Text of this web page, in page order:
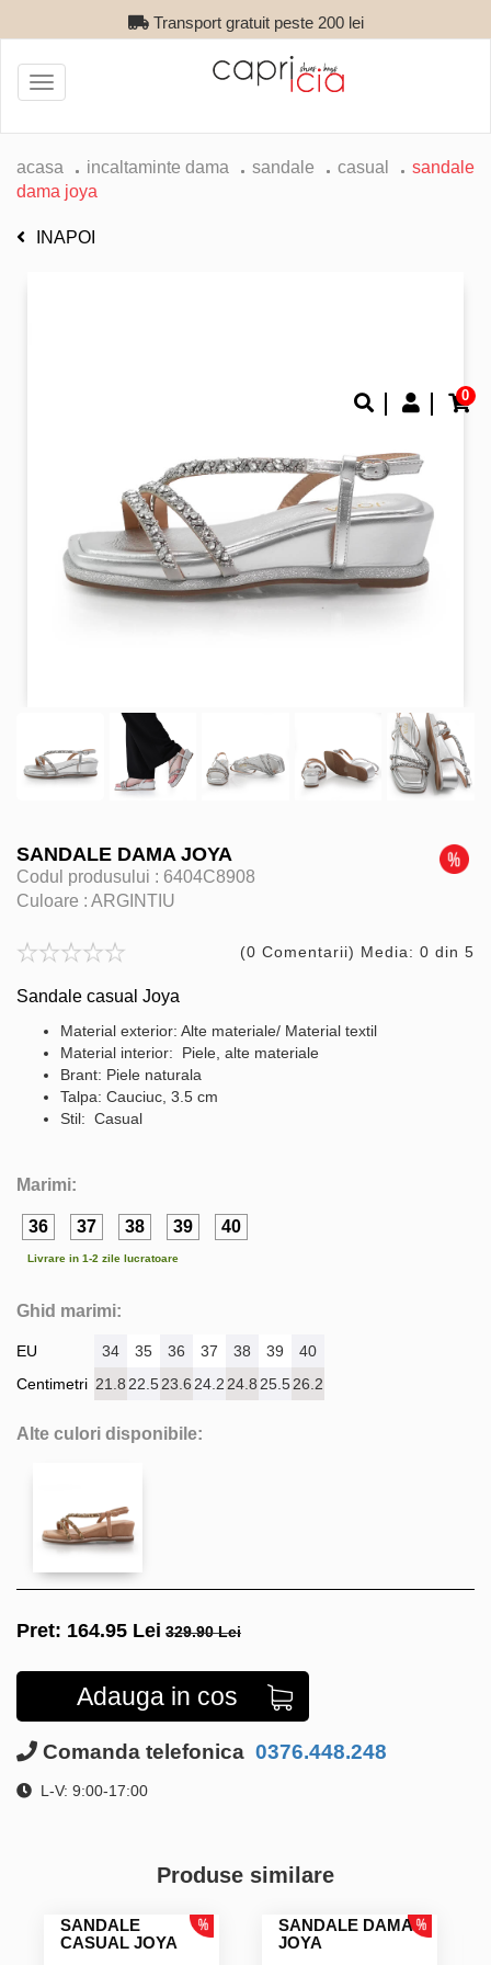
Transport gratuit peste 200 lei
0
Toggle
navigation
acasa incaltaminte dama sandale casual
sandale
dama joya
INAPOI
SANDALE DAMA JOYA
Codul produsului : 6404C8908
Culoare : ARGINTIU
(0 Comentarii) Media: 0 din 5
Sandale casual Joya
Material exterior: Alte materiale/ Material textil
Material interior: Piele, alte materiale
Brant: Piele naturala
Talpa: Cauciuc, 3.5 cm
Stil: Casual
Marimi:
36 37 38 39 40
Livrare in 1-2 zile lucratoare
Ghid marimi:
EU
Centimetri
34 35 36 37 38 39
40
21.8 22.523.6 24.2 24.8 25.526.2
Alte culori disponibile:
Pret: 164.95 Lei 329.90 Lei
Adauga in cos
Comanda telefonica 0376.448.248
L-V: 9:00-17:00
Produse similare
SANDALE
CASUAL JOYA
SANDALE DAMA
JOYA